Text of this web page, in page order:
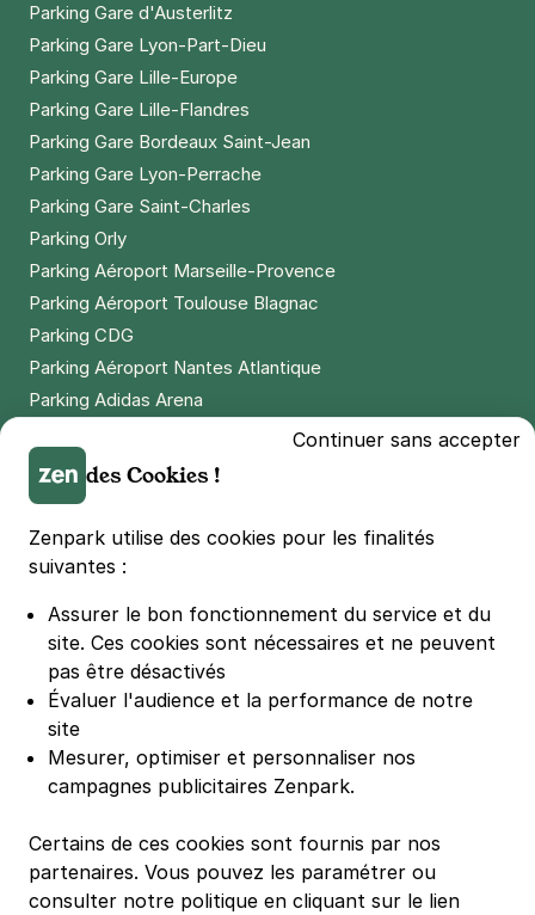
+ Abonnements disponibles
15 rue Hans et Sophie Scholl, 95420
Magny-en-Vexin - Wy dit Joli Village
15 rue Hans et Sophie Scholl
4,7(3 avis)
Parking Gare d'Austerlitz
Parking Gare Lyon-Part-Dieu
Parking Gare Lille-Europe
Parking Gare Lille-Flandres
Parking Gare Bordeaux Saint-Jean
Parking Gare Lyon-Perrache
Parking Gare Saint-Charles
Parking Orly
Parking Aéroport Marseille-Provence
Parking Aéroport Toulouse Blagnac
Parking CDG
Parking Aéroport Nantes Atlantique
Parking Adidas Arena
Parking LDLC Arena
Parking Stade Pierre Mauroy
Parking Groupama Stadium
Parking Vélodrome
Parking Bercy
Parking La Défense Arena
Parking Les 4 temps
Parking Nation
Parking Porte de Versailles
Parking Lille Grand Palais
Parking Casino Barrière Lille
Continuer sans accepter
des Cookies !
Zenpark utilise des cookies pour les finalités
suivantes :
Assurer le bon fonctionnement du service et du
site. Ces cookies sont nécessaires et ne peuvent
pas être désactivés
Évaluer l'audience et la performance de notre
site
Mesurer, optimiser et personnaliser nos
campagnes publicitaires Zenpark.
Certains de ces cookies sont fournis par nos
partenaires. Vous pouvez les paramétrer ou
consulter notre politique en cliquant sur le lien